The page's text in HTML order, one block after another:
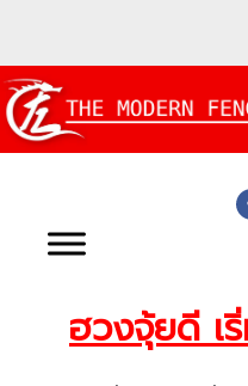
ฮวงจุ้ยดี เ